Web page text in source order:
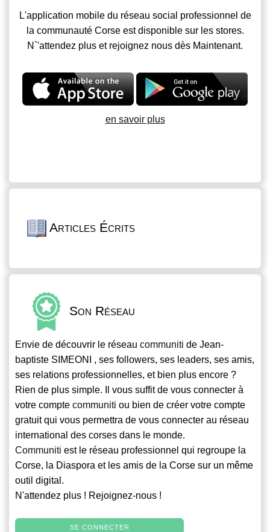
L'application mobile du réseau social professionnel de
la communauté Corse est disponible sur les stores.
N`'attendez plus et rejoignez nous dès Maintenant.
en savoir plus
Articles Écrits
Son Réseau
Envie de découvrir le réseau communiti de Jean-
baptiste SIMEONI , ses followers, ses leaders, ses amis,
ses relations professionnelles, et bien plus encore ?
Rien de plus simple. Il vous suffit de vous connecter à
votre compte communiti ou bien de créer votre compte
gratuit qui vous permettra de vous connecter au réseau
international des corses dans le monde.
Communiti est le réseau professionnel qui regroupe la
Corse, la Diaspora et les amis de la Corse sur un même
outil digital.
N'attendez plus ! Rejoignez-nous !
SE CONNECTER